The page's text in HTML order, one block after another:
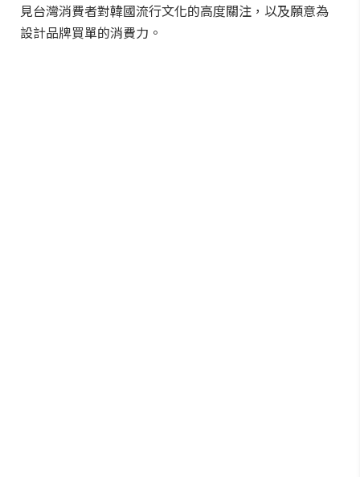
見台灣消費者對韓國流行文化的高度關注，以及願意為
設計品牌買單的消費力。